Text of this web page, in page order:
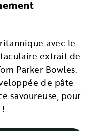
avec le
extrait de
Parker Bowles.
de pâte
savoureuse, pour